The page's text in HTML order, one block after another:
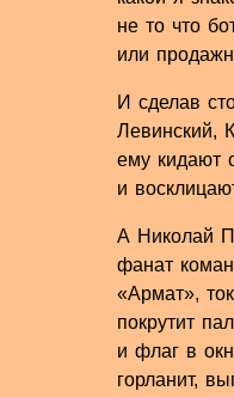
не то что
или
И сделав
Левинский,
ему кидают
и
А Николай
фанат
«Армат»,
покрутит
и флаг в
горланит,